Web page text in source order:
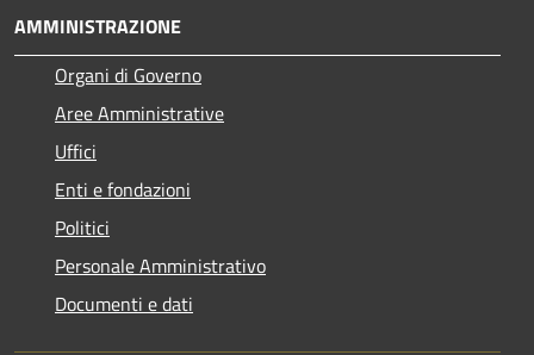
AMMINISTRAZIONE
Organi di Governo
Aree Amministrative
Uffici
Enti e fondazioni
Politici
Personale Amministrativo
Documenti e dati